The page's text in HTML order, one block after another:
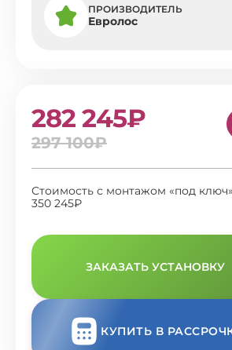
ПРОИЗВОДИТЕЛЬ
Евролос
282 245₽
297 100₽
Стоимость с монтажом «под
350 245₽
ЗАКАЗАТЬ УСТАНОВКУ
КУПИТЬ В